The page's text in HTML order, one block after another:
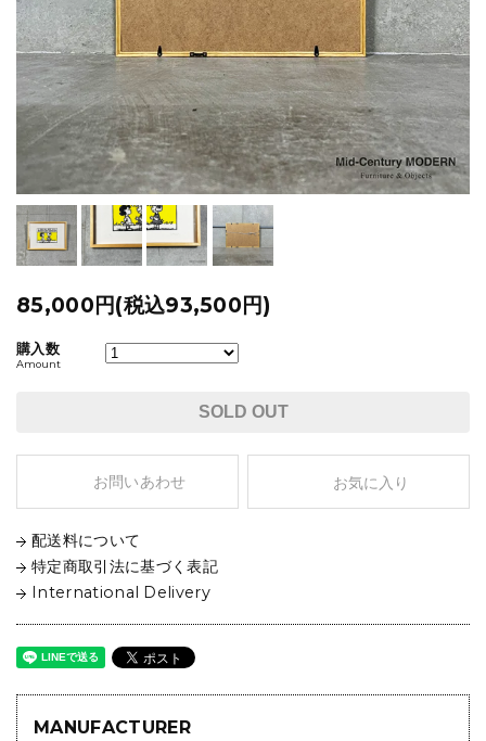
85,000円(税込93,500円)
購入数
Amount
SOLD OUT
お問いあわせ お気に入り
配送料について
特定商取引法に基づく表記
International Delivery
MANUFACTURER